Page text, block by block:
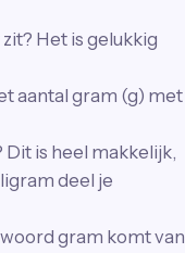
Het is gelukkig
aantal gram (g) met
is heel makkelijk,
deel je
gram komt van